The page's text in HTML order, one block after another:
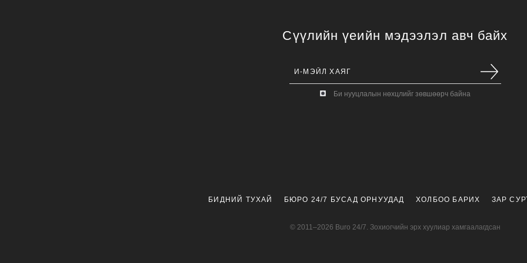
Сүүлийн үеийн мэдээлэл авч байх
Би нууцлалын нөхцлийг зөвшөөрч байна
БИДНИЙ ТУХАЙ БЮРО 24/7 БУСАД ОРНУУДАД ХОЛБОО БАРИХ ЗАР
© 2011–2026 Buro 24/7. Зохиогчийн эрх хуулиар хамгаалагдсан